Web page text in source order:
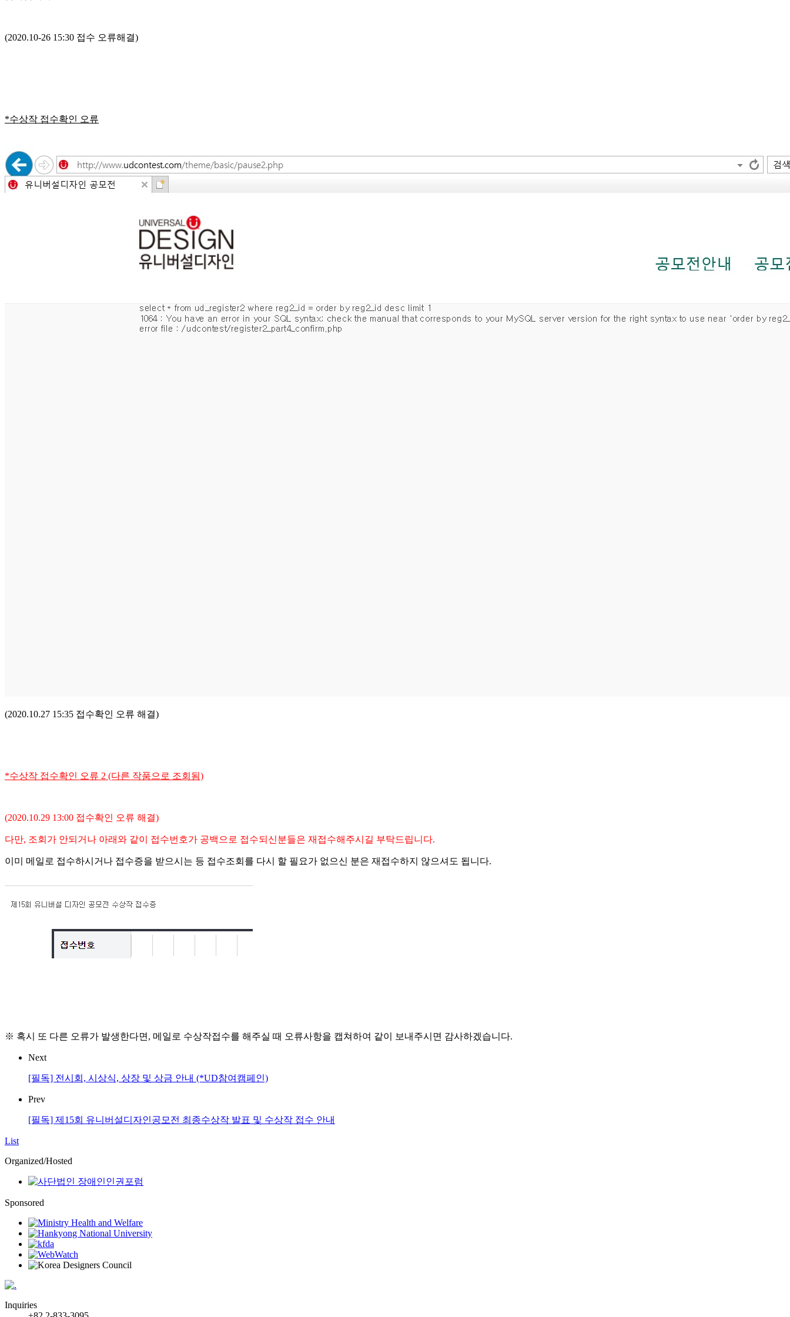
(2020.10-26 15:30 접수 오류해결)
*수상작 접수확인 오류
(2020.10.27 15:35 접수확인 오류 해결)
*수상작 접수확인 오류 2 (다른 작품으로 조회됨)
(2020.10.29 13:00 접수확인 오류 해결)
다만, 조회가 안되거나 아래와 같이 접수번호가 공백으로 접수되신분들은 재접수해주시길 부탁드립니다.
이미 메일로 접수하시거나 접수증을 받으시는 등 접수조회를 다시 할 필요가 없으신 분은 재접수하지 않으셔도 됩니다.
※ 혹시 또 다른 오류가 발생한다면, 메일로 수상작접수를 해주실 때 오류사항을 캡쳐하여 같이 보내주시면 감사하겠습니다.
Next
[필독] 전시회, 시상식, 상장 및 상금 안내 (*UD참여캠페인)
Prev
[필독] 제15회 유니버설디자인공모전 최종수상작 발표 및 수상작 접수 안내
List
Organized/Hosted
Sponsored
Inquiries